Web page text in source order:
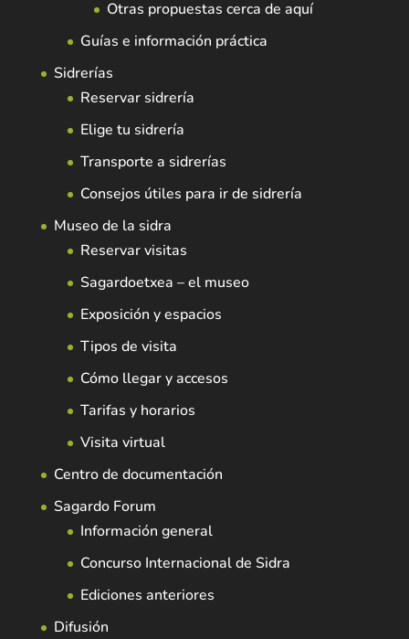
Otras propuestas cerca de aquí
Guías e información práctica
Sidrerías
Reservar sidrería
Elige tu sidrería
Transporte a sidrerías
Consejos útiles para ir de sidrería
Museo de la sidra
Reservar visitas
Sagardoetxea – el museo
Exposición y espacios
Tipos de visita
Cómo llegar y accesos
Tarifas y horarios
Visita virtual
Centro de documentación
Sagardo Forum
Información general
Concurso Internacional de Sidra
Ediciones anteriores
Difusión